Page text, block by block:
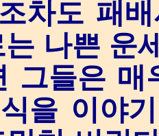
차도 패
나쁜 운
그들은 매
을 이야